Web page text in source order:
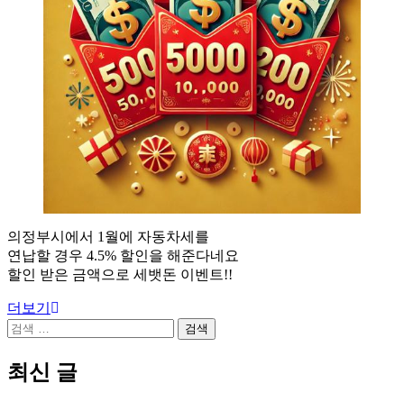
의정부시에서 1월에 자동차세를
연납할 경우 4.5% 할인을 해준다네요
할인 받은 금액으로 세뱃돈 이벤트!!
더보기
검
최신 글